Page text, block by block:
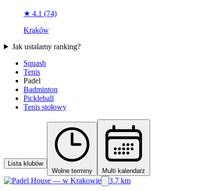
★ 4.1 (74)
Kraków
Jak ustalamy ranking?
Squash
Tenis
Padel
Badminton
Pickleball
Tenis stołowy
Lista klubów
Wolne terminy
Multi kalendarz
3.7 km